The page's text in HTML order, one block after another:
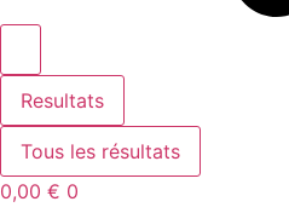
Resultats
Tous les résultats
0,00 € 0